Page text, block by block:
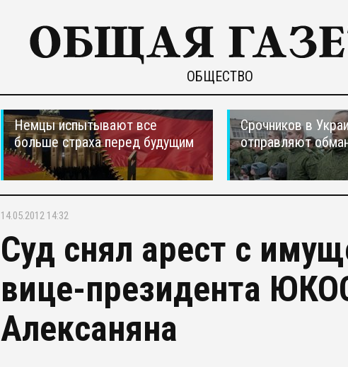
ОБЩЕСТВО
Немцы испытывают все
больше страха перед будущим
Срочников в
отправляют
14.05.2012 14:32
Суд снял арест с
вице-президента
Алексаняна